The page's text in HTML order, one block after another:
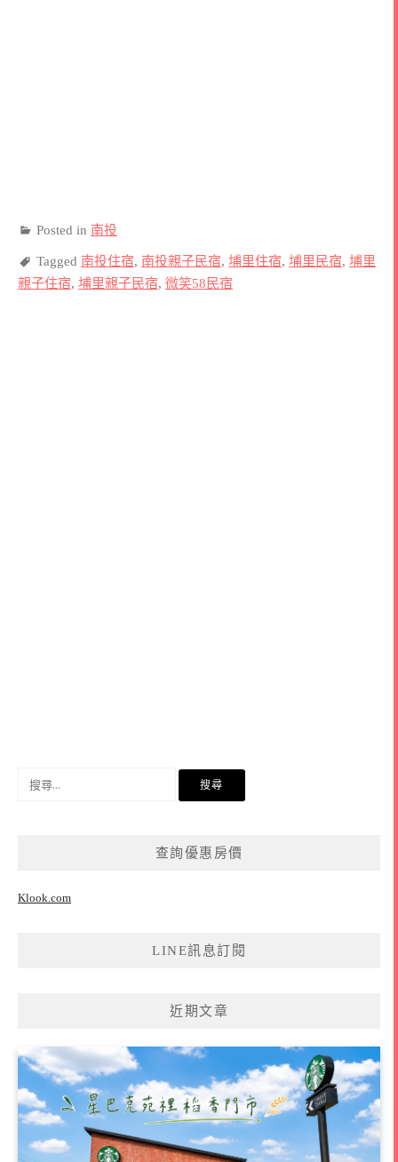
Posted in 南投
Tagged 南投住宿, 南投親子民宿, 埔里住宿, 埔里民宿, 埔里
親子住宿, 埔里親子民宿, 微笑58民宿
查詢優惠房價
Klook.com
LINE訊息訂閱
近期文章